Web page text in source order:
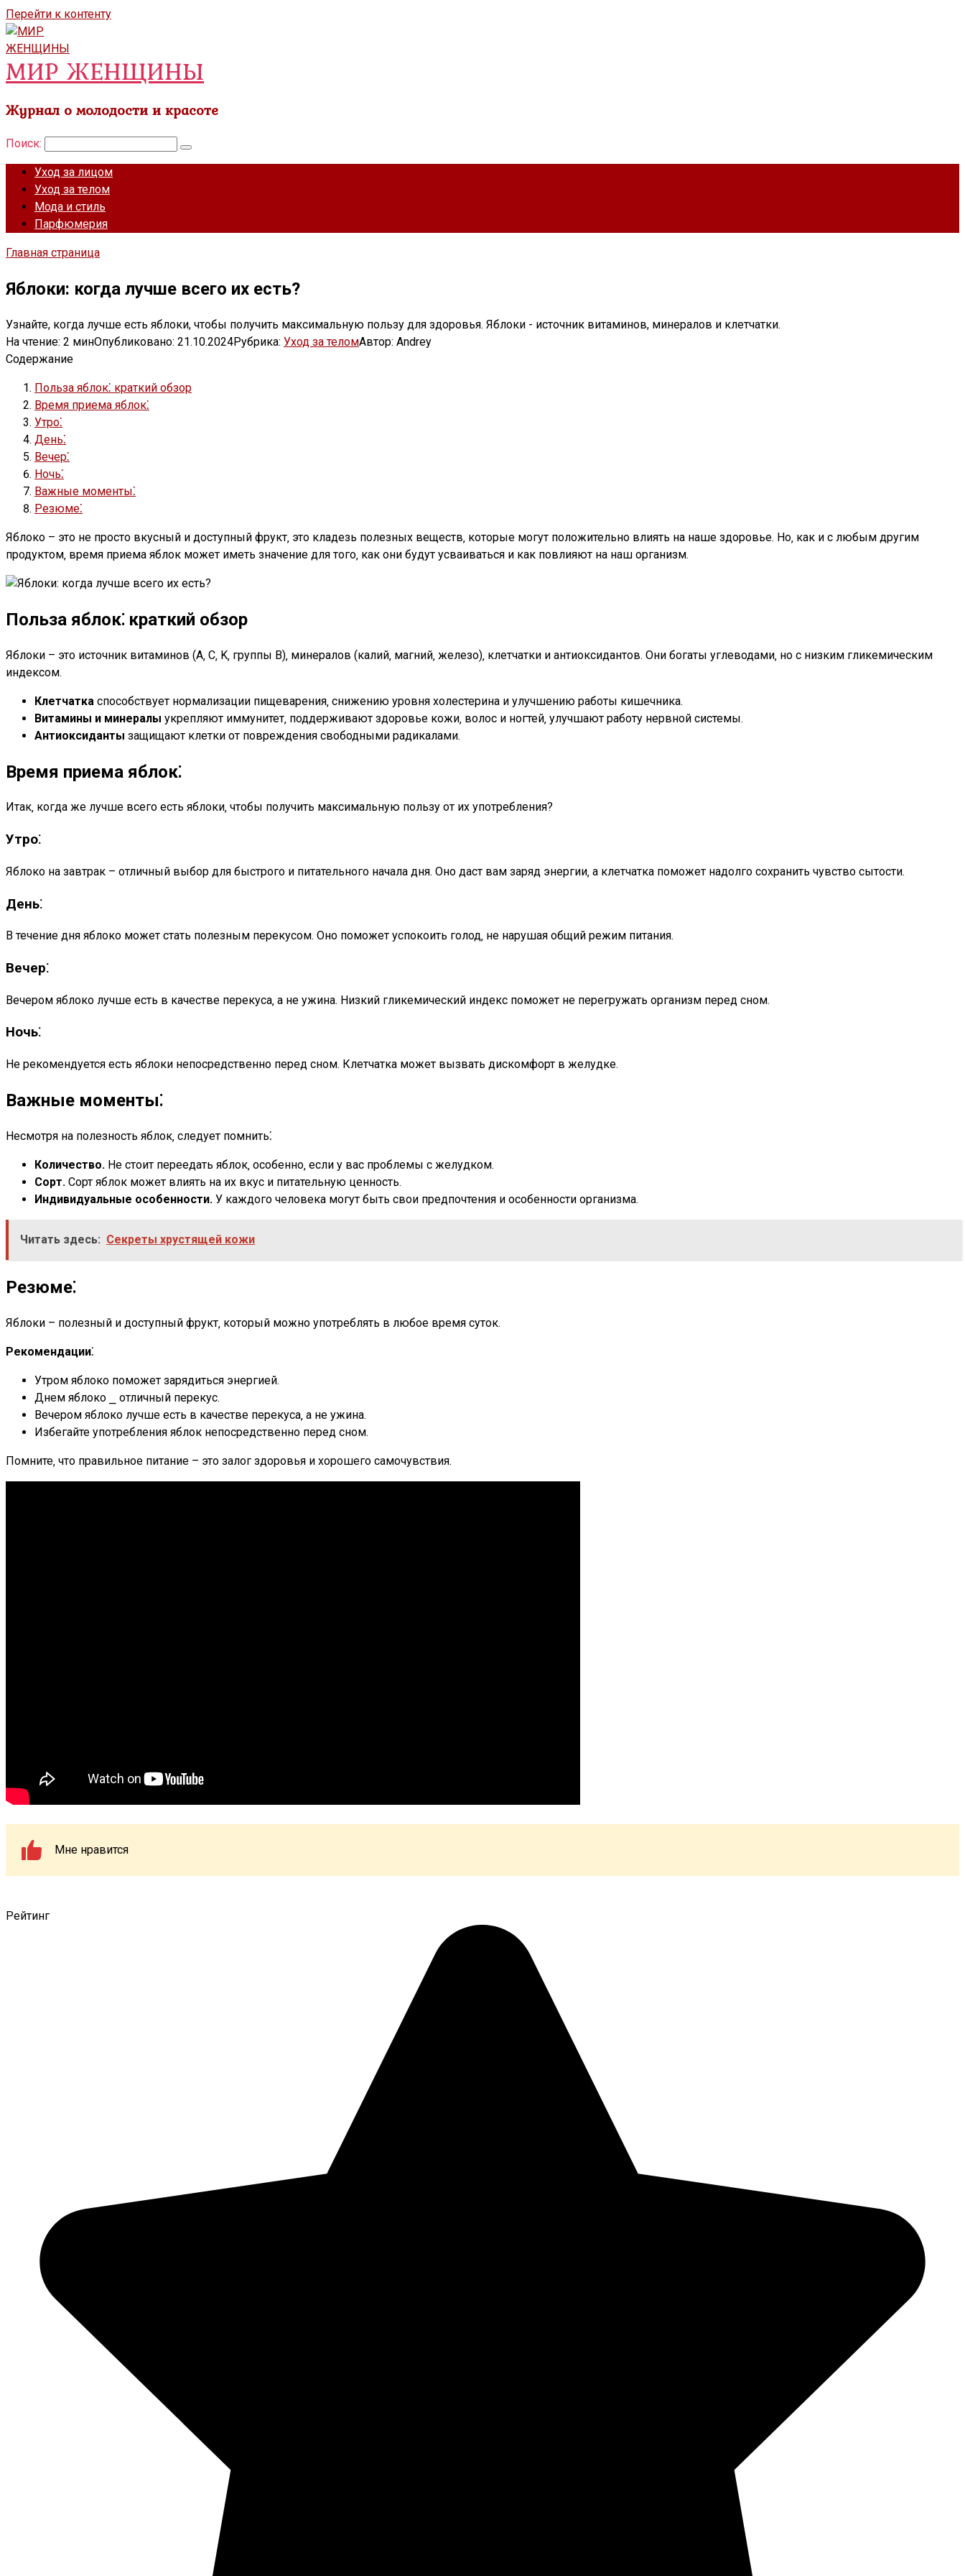
Перейти к контенту
МИР ЖЕНЩИНЫ
Журнал о молодости и красоте
Поиск:
Уход за лицом
Уход за телом
Мода и стиль
Парфюмерия
Главная страница
Яблоки: когда лучше всего их есть?
Узнайте, когда лучше есть яблоки, чтобы получить максимальную пользу для здоровья. Яблоки - источник витаминов, минералов и клетчатки.
На чтение: 2 минОпубликовано: 21.10.2024Рубрика: Уход за теломАвтор: Andrey
Содержание
Польза яблок⁚ краткий обзор
Время приема яблок⁚
Утро⁚
День⁚
Вечер⁚
Ночь⁚
Важные моменты⁚
Резюме⁚
Яблоко – это не просто вкусный и доступный фрукт‚ это кладезь полезных веществ‚ которые могут положительно влиять на наше здоровье. Но‚ как и с любым другим
продуктом‚ время приема яблок может иметь значение для того‚ как они будут усваиваться и как повлияют на наш организм.
Польза яблок⁚ краткий обзор
Яблоки – это источник витаминов (A‚ C‚ K‚ группы B)‚ минералов (калий‚ магний‚ железо)‚ клетчатки и антиоксидантов. Они богаты углеводами‚ но с низким гликемическим
индексом.
Клетчатка способствует нормализации пищеварения‚ снижению уровня холестерина и улучшению работы кишечника.
Витамины и минералы укрепляют иммунитет‚ поддерживают здоровье кожи‚ волос и ногтей‚ улучшают работу нервной системы.
Антиоксиданты защищают клетки от повреждения свободными радикалами.
Время приема яблок⁚
Итак‚ когда же лучше всего есть яблоки‚ чтобы получить максимальную пользу от их употребления?
Утро⁚
Яблоко на завтрак – отличный выбор для быстрого и питательного начала дня. Оно даст вам заряд энергии‚ а клетчатка поможет надолго сохранить чувство сытости.
День⁚
В течение дня яблоко может стать полезным перекусом. Оно поможет успокоить голод‚ не нарушая общий режим питания.
Вечер⁚
Вечером яблоко лучше есть в качестве перекуса‚ а не ужина. Низкий гликемический индекс поможет не перегружать организм перед сном.
Ночь⁚
Не рекомендуется есть яблоки непосредственно перед сном. Клетчатка может вызвать дискомфорт в желудке.
Важные моменты⁚
Несмотря на полезность яблок‚ следует помнить⁚
Количество. Не стоит переедать яблок‚ особенно‚ если у вас проблемы с желудком.
Сорт. Сорт яблок может влиять на их вкус и питательную ценность.
Индивидуальные особенности. У каждого человека могут быть свои предпочтения и особенности организма.
Читать здесь: Секреты хрустящей кожи
Резюме⁚
Яблоки – полезный и доступный фрукт‚ который можно употреблять в любое время суток.
Рекомендации⁚
Утром яблоко поможет зарядиться энергией.
Днем яблоко ⎯ отличный перекус.
Вечером яблоко лучше есть в качестве перекуса‚ а не ужина.
Избегайте употребления яблок непосредственно перед сном.
Помните‚ что правильное питание – это залог здоровья и хорошего самочувствия.
Мне нравится
Рейтинг